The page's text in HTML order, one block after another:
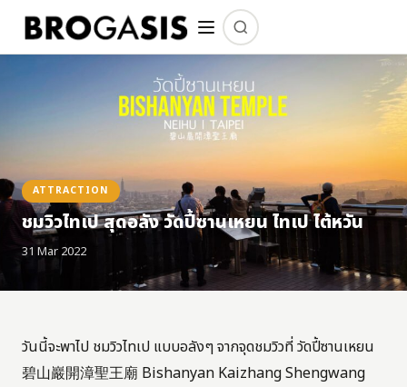
ATTRACTION
ชมวิวไทเป สุดอลัง วัดปี้ซานเหยน ไทเป ไต้หวัน
31 Mar 2022
วันนี้จะพาไป ชมวิวไทเป แบบอลังๆ จากจุดชมวิวที่ วัดปี้ซานเหยน
碧山巖開漳聖王廟 Bishanyan Kaizhang Shengwang